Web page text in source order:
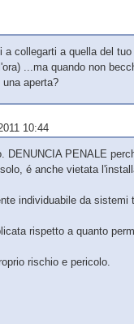
a collegarti a quella del
...ma quando non
aperta?
10:44
DENUNCIA PENALE
é anche vietata
individuabile da sistemi
rispetto a quanto
rischio e pericolo.